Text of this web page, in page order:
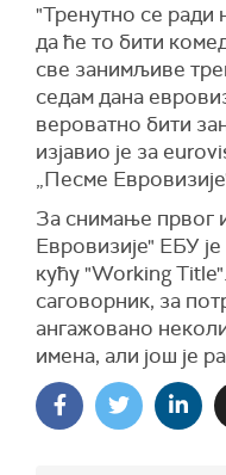
"Тренутно се ради
да ће то бити
све занимљиве
седам дана
вероватно бити
изјавио је за
„Песме
За снимање првог
Евровизије" ЕБУ
кућу "Working
саговорник, за
ангажовано
имена, али још је